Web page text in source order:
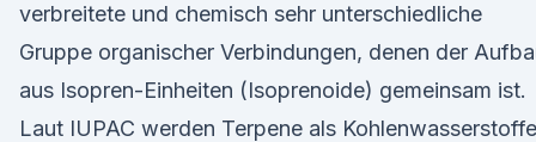
verbreitete und chemisch sehr unterschiedliche
Gruppe organischer Verbindungen, denen der
aus Isopren-Einheiten (Isoprenoide) gemeinsam ist.
Laut IUPAC werden Terpene als Kohlenwasserstoffe